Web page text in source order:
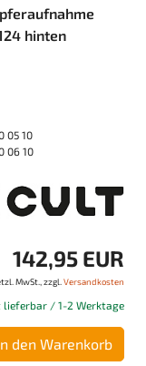
hinten
05 10
06 10
142,95 EUR
MwSt., zzgl. Versandkosten
/ 1-2 Werktage
den Warenkorb